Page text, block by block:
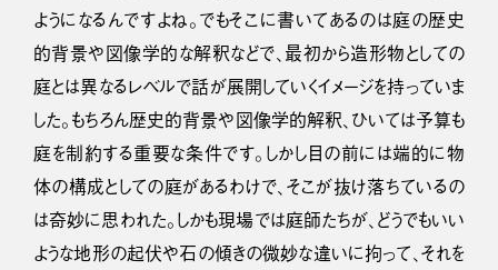
ようになるんですよね。でもそこに書いてあるのは庭の歴史
的背景や図像学的な解釈などで、最初から造形物としての
庭とは異なるレベルで話が展開していくイメージを持っていま
した。もちろん歴史的背景や図像学的解釈、ひいては予算も
庭を制約する重要な条件です。しかし目の前には端的に物
体の構成としての庭があるわけで、そこが抜け落ちているの
は奇妙に思われた。しかも現場では庭師たちが、どうでもいい
ような地形の起伏や石の傾きの微妙な違いに拘って、それを